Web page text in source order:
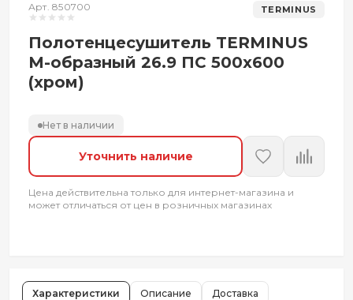
Арт. 850700 TERMINUS
Полотенцесушитель TERMINUS
М-образный 26.9 ПС 500х600
(хром)
Нет в наличии
Уточнить наличие
Цена действительна только для интернет-магазина и
может отличаться от цен в розничных магазинах
Характеристики Описание Доставка